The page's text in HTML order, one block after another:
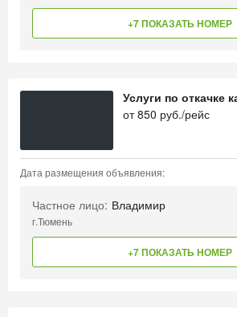
+7 ПОКАЗАТЬ НОМЕР
Услуги по откачке
от850 руб./рейс
Дата размещения объявления:
Частное лицо: Владимир
г.Тюмень
+7 ПОКАЗАТЬ НОМЕР